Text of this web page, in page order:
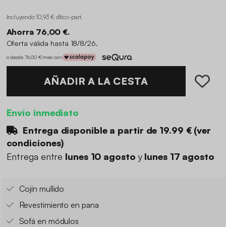
Incluyendo 10,93 € d'éco-part.
Ahorra 76,00 €.
Oferta válida hasta 18/8/26.
o desde 76,00 €/mes con
AÑADIR A LA CESTA
Envío inmediato
Entrega disponible a partir de 19.99 €(ver
condiciones)
Entrega entre lunes 10 agosto y lunes 17 agosto
Cojín mullido
Revestimiento en pana
Sofá en módulos